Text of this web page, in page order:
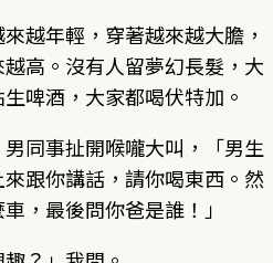
越年輕，穿著越來越大膽，
高。沒有人留夢幻長髮，大
啤酒，大家都喝伏特加。
男同事扯開喉嚨大叫，「男生
跟你講話，請你喝東西。然
，最後問你爸是誰！」